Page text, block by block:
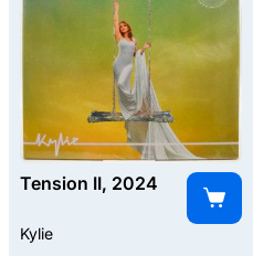
Tension II, 2024
Kylie